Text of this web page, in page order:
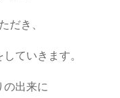
だき、
ていきます。
の出来に